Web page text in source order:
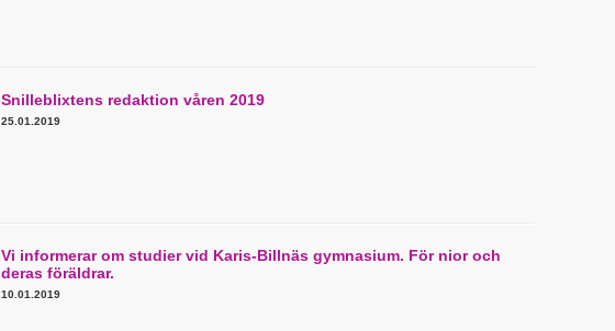
Snilleblixtens redaktion våren 2019
25.01.2019
Vi informerar om studier vid Karis-Billnäs gymnasium. För nior och
deras föräldrar.
10.01.2019